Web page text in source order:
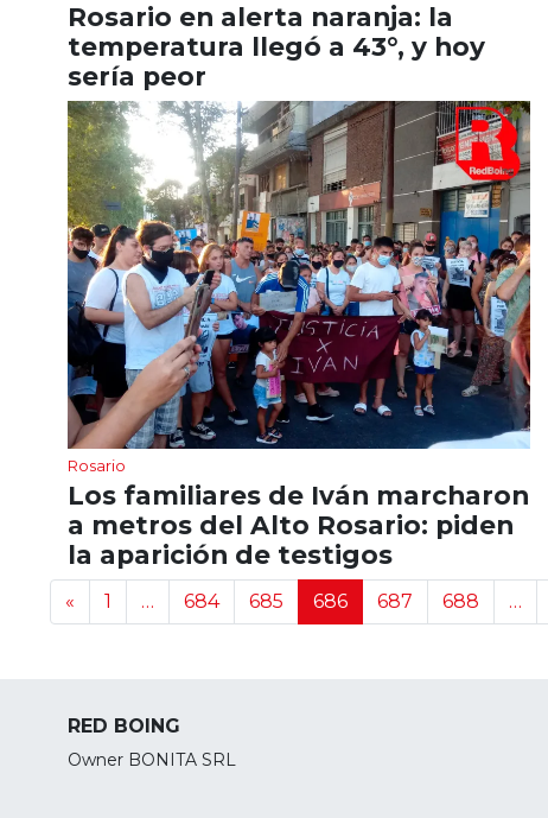
Rosario en alerta naranja: la
temperatura llegó a 43°, y hoy
sería peor
Rosario
Los familiares de Iván marcharon
a metros del Alto Rosario: piden
la aparición de testigos
Navegación de noticias
« 1 … 684 685 686 687 688 …
RED BOING
Owner BONITA SRL